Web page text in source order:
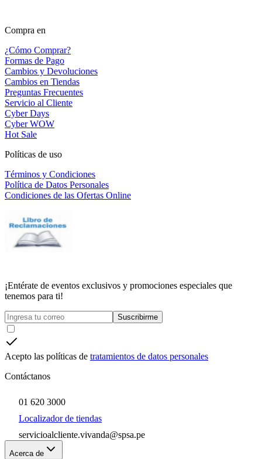
Compra en
¿Cómo Comprar?
Formas de Pago
Cambios y Devoluciones
Cambios en Tiendas
Preguntas Frecuentes
Servicio al Cliente
Cyber Days
Cyber WOW
Hot Sale
Políticas de uso
Términos y Condiciones
Política de Datos Personales
Condiciones de las Ofertas Online
¡Entérate de eventos exclusivos y promociones especiales que
tenemos para ti!
Suscribirme
Acepto las políticas de tratamientos de datos personales
Contáctanos
01 620 3000
Localizador de tiendas
servicioalcliente.vivanda@spsa.pe
Acerca de